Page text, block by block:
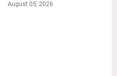
August 05, 2026